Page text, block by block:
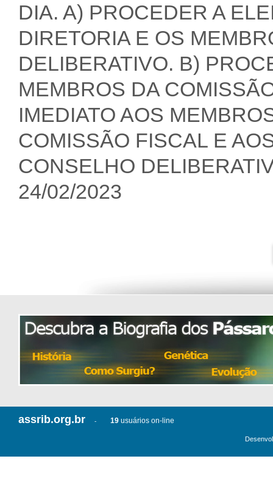
DIA. A) PROCEDER A
DIRETORIA E OS
DELIBERATIVO. B)
MEMBROS DA
IMEDIATO AOS
COMISSÃO FISCAL E
CONSELHO
24/02/2023
assrib.org.br - 19 usuários on-line